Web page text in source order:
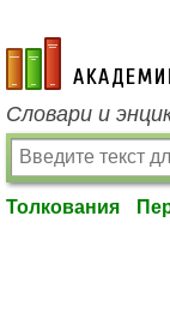
academic.ru
Словари и
Толкования